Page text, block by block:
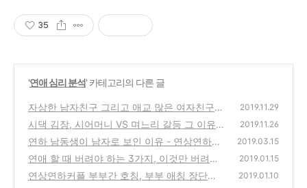
35
'연애 심리 분석' 카테고리의 다른 글
자상한 남자친구 그리고 애교 많은 여자친구,
알고보니
(0)
2019.11.29
시댁 김장, 시어머니 VS 며느리 갈등 그 이유
는?
(0)
2019.11.26
연하 남동생이 남자로 보인 이유 - 연상연하커
플 연애에서 결혼까지
(0)
2019.03.15
연애 할 때 버려야 하는 3가지, 이것만 버려도!
연애성공!
(1)
2019.01.15
연상연하커플 부부간 호칭, 부부 애칭 장단점 2019.01.10